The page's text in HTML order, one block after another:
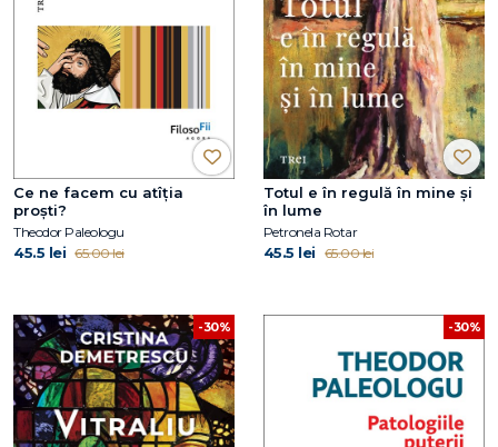
Ce ne facem cu atîția
proști?
Theodor Paleologu
45.5 lei 65.00 lei
Totul e în regulă în mine și
în lume
Petronela Rotar
45.5 lei 65.00 lei
-30% -30%